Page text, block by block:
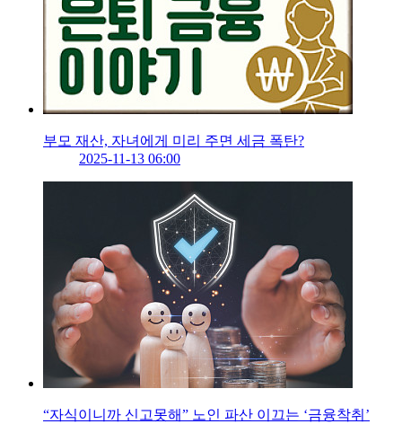
부모 재산, 자녀에게 미리 주면 세금 폭탄?
2025-11-13 06:00
“자식이니까 신고못해” 노인 파산 이끄는 ‘금융착취’